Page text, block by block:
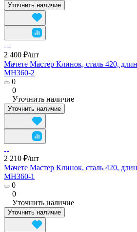
Уточнить наличие
2 400 ₽/шт
Мачете Мастер Клинок, сталь 420,
MH360-2
0
0
Уточнить наличие
Уточнить наличие
2 210 ₽/шт
Мачете Мастер Клинок, сталь 420,
MH360-1
0
0
Уточнить наличие
Уточнить наличие